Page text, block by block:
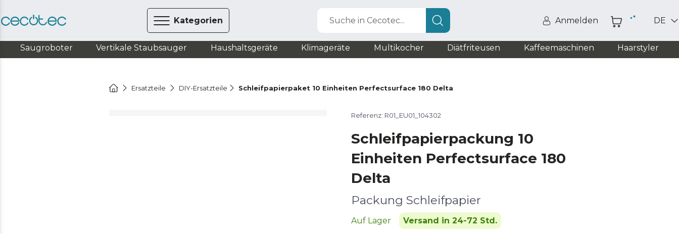
Kategorien Suche in Cecotec... Anmelden DE
Saugroboter Vertikale Staubsauger Haushaltsgeräte Klimageräte Multikocher Diätfriteusen Kaffeemaschinen Haarstyler
Ersatzteile DIY-Ersatzteile Schleifpapierpaket 10 Einheiten Perfectsurface 180 Delta
Referenz: R01_EU01_104302
Schleifpapierpackung 10
Einheiten Perfectsurface 180
Delta
Packung Schleifpapier
Auf Lager Versand in 24-72 Std.